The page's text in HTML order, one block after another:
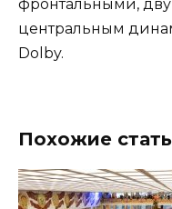
фронтальными,
центральным
Dolby.
Похожие